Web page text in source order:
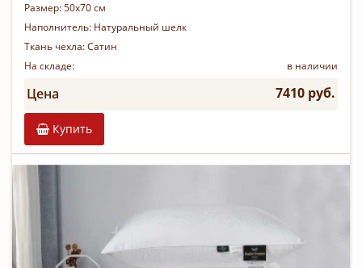
Размер:50х70 см
Наполнитель: Натуральный шелк
Ткань чехла:Сатин
На складе:
в наличии
Цена 7410 руб.
Купить